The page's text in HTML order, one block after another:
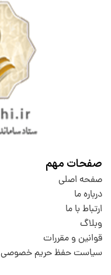
صفحات مهم
صفحه اصلی
درباره ما
ارتباط با ما
وبلاگ
قوانین و مقررات
سیاست حفظ حریم خصوصی